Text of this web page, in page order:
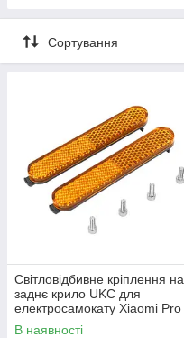
Сортування
Світловідбивне кріплення на
заднє крило UKC для
електросамокату Xiaomi Pro
2 Жовтий
В наявності